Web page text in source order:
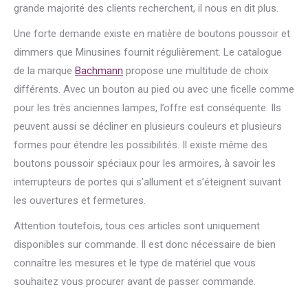
grande majorité des clients recherchent, il nous en dit plus.
Une forte demande existe en matière de boutons poussoir et
dimmers que Minusines fournit régulièrement. Le catalogue
de la marque Bachmann propose une multitude de choix
différents. Avec un bouton au pied ou avec une ficelle comme
pour les très anciennes lampes, l’offre est conséquente. Ils
peuvent aussi se décliner en plusieurs couleurs et plusieurs
formes pour étendre les possibilités. Il existe même des
boutons poussoir spéciaux pour les armoires, à savoir les
interrupteurs de portes qui s’allument et s’éteignent suivant
les ouvertures et fermetures.
Attention toutefois, tous ces articles sont uniquement
disponibles sur commande. Il est donc nécessaire de bien
connaître les mesures et le type de matériel que vous
souhaitez vous procurer avant de passer commande.